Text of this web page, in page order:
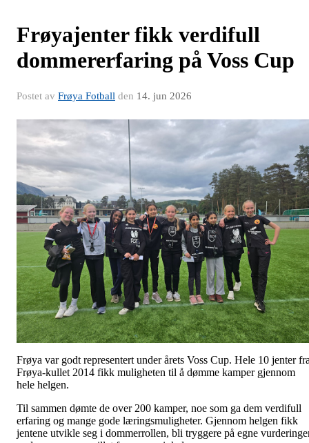
Frøyajenter fikk verdifull
dommererfaring på Voss Cup
Postet av Frøya Fotball den 14. jun 2026
Frøya var godt representert under årets Voss Cup. Hele 10 jenter
Frøya-kullet 2014 fikk muligheten til å dømme kamper gjennom
hele helgen.
Til sammen dømte de over 200 kamper, noe som ga dem verdifull
erfaring og mange gode læringsmuligheter. Gjennom helgen fikk
jentene utvikle seg i dommerrollen, bli tryggere på egne